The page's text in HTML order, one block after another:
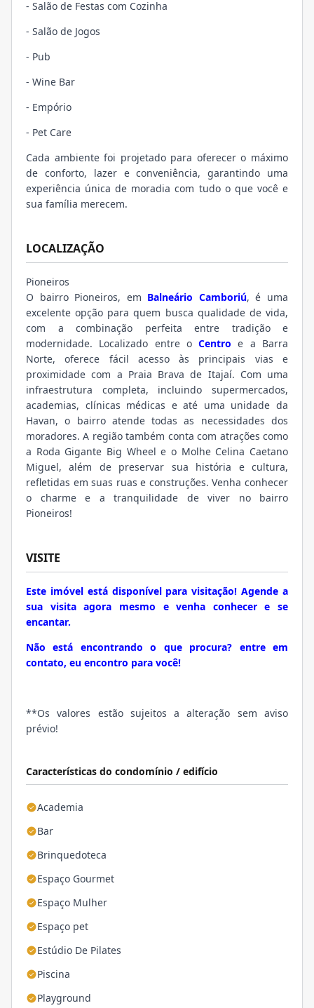
Características do condomínio / edifício
Academia
Bar
Brinquedoteca
Espaço Gourmet
Espaço Mulher
Espaço pet
Estúdio De Pilates
Piscina
Playground
- Salão de Festas com Cozinha
- Salão de Jogos
- Pub
- Wine Bar
- Empório
- Pet Care
Cada ambiente foi projetado para oferecer o máximo
de conforto, lazer e conveniência, garantindo uma
experiência única de moradia com tudo o que você e
sua família merecem.
LOCALIZAÇÃO
Pioneiros
O bairro Pioneiros, em Balneário Camboriú, é uma
excelente opção para quem busca qualidade de vida,
com a combinação perfeita entre tradição e
modernidade. Localizado entre oCentro e a Barra
Norte, oferece fácil acesso às principais vias e
proximidade com a Praia Brava de Itajaí. Com uma
infraestrutura completa, incluindo supermercados,
academias, clínicas médicas e até uma unidade da
Havan, o bairro atende todas as necessidades dos
moradores. A região também conta com atrações como
a Roda Gigante Big Wheel e o Molhe Celina Caetano
Miguel, além de preservar sua história e cultura,
refletidas em suas ruas e construções. Venha conhecer
o charme e a tranquilidade de viver no bairro
Pioneiros!
VISITE
Este imóvel está disponível para visitação! Agende a
sua visita agora mesmo e venha conhecer e se
encantar.
Não está encontrando o que procura? entre em
contato, eu encontro para você!
**Os valores estão sujeitos a alteração sem aviso
prévio!